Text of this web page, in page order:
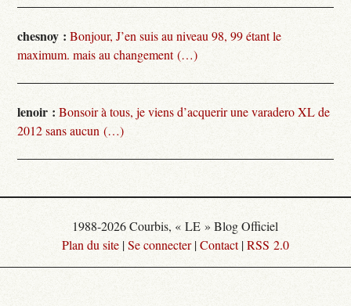
chesnoy : Bonjour, J’en suis au niveau 98, 99 étant le
maximum. mais au changement (…)
lenoir : Bonsoir à tous, je viens d’acquerir une varadero XL de
2012 sans aucun (…)
1988-2026 Courbis, « LE » Blog Officiel
Plan du site |Se connecter|Contact|RSS 2.0